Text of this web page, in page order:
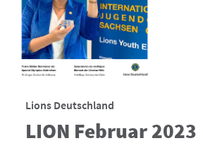
Lions Deutschland
LION Februar 2023